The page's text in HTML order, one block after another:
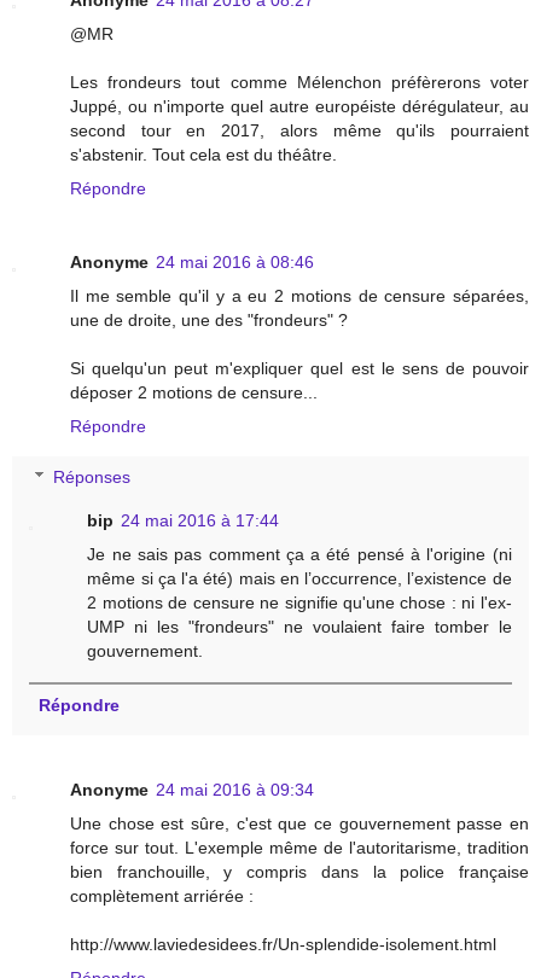
@MR
Les frondeurs tout comme Mélenchon préfèrerons voter
Juppé, ou n'importe quel autre européiste dérégulateur, au
second tour en 2017, alors même qu'ils pourraient
s'abstenir. Tout cela est du théâtre.
Répondre
Anonyme 24 mai 2016 à 08:46
Il me semble qu'il y a eu 2 motions de censure séparées,
une de droite, une des "frondeurs" ?
Si quelqu'un peut m'expliquer quel est le sens de pouvoir
déposer 2 motions de censure...
Répondre
Réponses
bip 24 mai 2016 à 17:44
Je ne sais pas comment ça a été pensé à l'origine (ni
même si ça l'a été) mais en l’occurrence, l’existence de
2 motions de censure ne signifie qu'une chose : ni l'ex-
UMP ni les "frondeurs" ne voulaient faire tomber le
gouvernement.
Répondre
Anonyme 24 mai 2016 à 09:34
Une chose est sûre, c'est que ce gouvernement passe en
force sur tout. L'exemple même de l'autoritarisme, tradition
bien franchouille, y compris dans la police française
complètement arriérée :
http://www.laviedesidees.fr/Un-splendide-isolement.html